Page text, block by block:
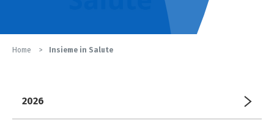
Home Insieme in Salute
2026